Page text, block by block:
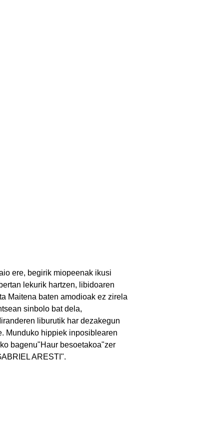
ere, begirik miopeenak ikusi
lekurik hartzen, libidoaren
Maitena baten amodioak ez zirela
sinbolo bat dela,
liburutik har dezakegun
Munduko hippiek inposiblearen
bagenu"Haur besoetakoa"zer
ARESTI".